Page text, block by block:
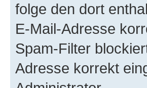
folge den dort
E-Mail-Adresse
Spam-Filter
Adresse korrekt